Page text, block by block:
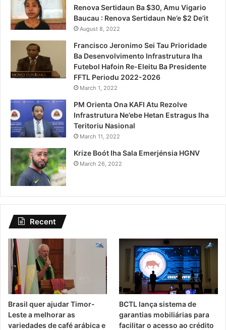
Renova Sertidaun Ba $30, Amu Vigario
Baucau : Renova Sertidaun Ne’e $2 De’it
August 8, 2022
Francisco Jeronimo Sei Tau Prioridade
Ba Desenvolvimento Infrastrutura Iha
Futebol Hafoin Re-Eleitu Ba Presidente
FFTL Periodu 2022-2026
March 1, 2022
PM Orienta Ona KAFI Atu Rezolve
Infrastrutura Ne’ebe Hetan Estragus Iha
Teritoriu Nasional
March 11, 2022
Krize Boót Iha Sala Emerjénsia HGNV
March 26, 2022
Recent
Brasil quer ajudar Timor-
Leste a melhorar as
variedades de café arábica e
BCTL lança sistema de
garantias mobiliárias para
facilitar o acesso ao crédito